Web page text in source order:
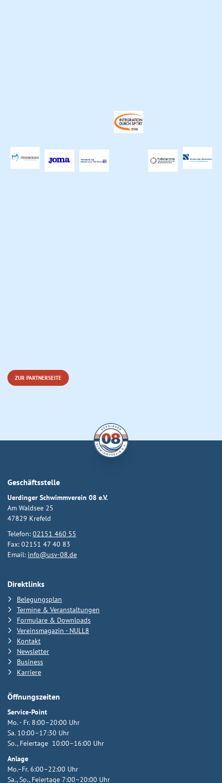
ZUR PARTNERSEITE
Geschäftsstelle
Uerdinger Schwimmverein 08 e.V.
Am Waldsee 25
47829 Krefeld
Telefon: 02151 460 55
Fax: 02151 47 40 83
Email: info@usv-08.de
Direktlinks
Belegungsplan
Termine & Veranstaltungen
Formulare & Downloads
Vereinsmagazin - NULL8
Kontakt
Newsletter
Business
Karriere
Öffnungszeiten
Service-Point
Mo. - Fr. 8:00–20:00 Uhr
Sa. 10:00–17:30 Uhr
So., Feiertage 10:00–16:00 Uhr
Anlage
Mo.–Fr. 6:00–22:00 Uhr
Sa., So., Feiertage 7:00–20:00 Uhr